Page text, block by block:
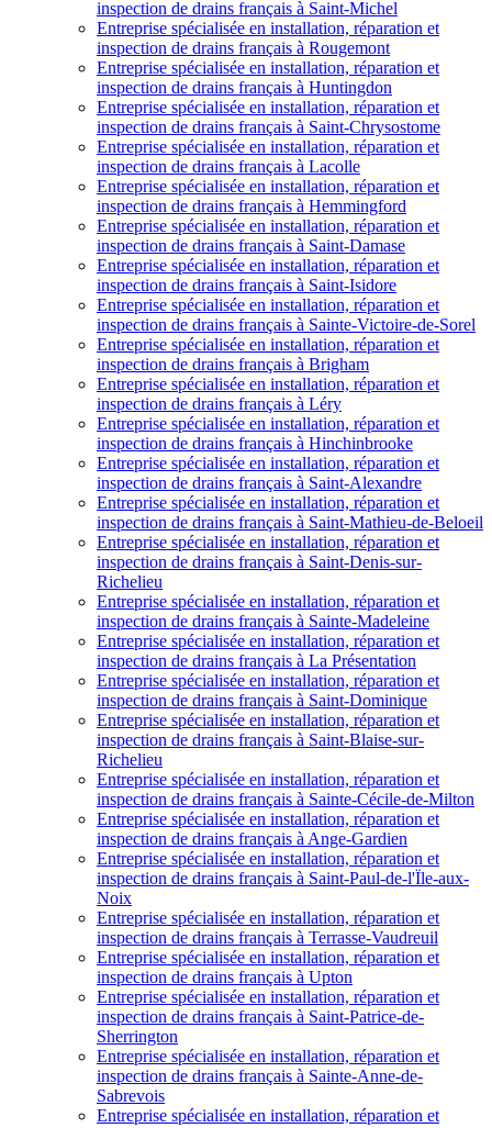
inspection de drains français à Saint-Michel
Entreprise spécialisée en installation, réparation et
inspection de drains français à Rougemont
Entreprise spécialisée en installation, réparation et
inspection de drains français à Huntingdon
Entreprise spécialisée en installation, réparation et
inspection de drains français à Saint-Chrysostome
Entreprise spécialisée en installation, réparation et
inspection de drains français à Lacolle
Entreprise spécialisée en installation, réparation et
inspection de drains français à Hemmingford
Entreprise spécialisée en installation, réparation et
inspection de drains français à Saint-Damase
Entreprise spécialisée en installation, réparation et
inspection de drains français à Saint-Isidore
Entreprise spécialisée en installation, réparation et
inspection de drains français à Sainte-Victoire-de-Sorel
Entreprise spécialisée en installation, réparation et
inspection de drains français à Brigham
Entreprise spécialisée en installation, réparation et
inspection de drains français à Léry
Entreprise spécialisée en installation, réparation et
inspection de drains français à Hinchinbrooke
Entreprise spécialisée en installation, réparation et
inspection de drains français à Saint-Alexandre
Entreprise spécialisée en installation, réparation et
inspection de drains français à Saint-Mathieu-de-Beloeil
Entreprise spécialisée en installation, réparation et
inspection de drains français à Saint-Denis-sur-
Richelieu
Entreprise spécialisée en installation, réparation et
inspection de drains français à Sainte-Madeleine
Entreprise spécialisée en installation, réparation et
inspection de drains français à La Présentation
Entreprise spécialisée en installation, réparation et
inspection de drains français à Saint-Dominique
Entreprise spécialisée en installation, réparation et
inspection de drains français à Saint-Blaise-sur-
Richelieu
Entreprise spécialisée en installation, réparation et
inspection de drains français à Sainte-Cécile-de-Milton
Entreprise spécialisée en installation, réparation et
inspection de drains français à Ange-Gardien
Entreprise spécialisée en installation, réparation et
inspection de drains français à Saint-Paul-de-l'Ïle-aux-
Noix
Entreprise spécialisée en installation, réparation et
inspection de drains français à Terrasse-Vaudreuil
Entreprise spécialisée en installation, réparation et
inspection de drains français à Upton
Entreprise spécialisée en installation, réparation et
inspection de drains français à Saint-Patrice-de-
Sherrington
Entreprise spécialisée en installation, réparation et
inspection de drains français à Sainte-Anne-de-
Sabrevois
Entreprise spécialisée en installation, réparation et